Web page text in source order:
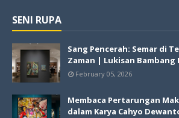
SENI RUPA
Sang Pencerah: Semar di
Zaman | Lukisan
February 05, 2026
Membaca Pertarungan
dalam Karya Cahyo